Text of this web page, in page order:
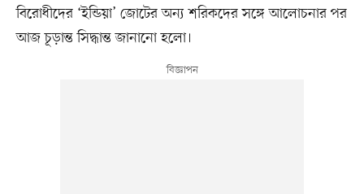
বিরোধীদের ‘ইন্ডিয়া’ জোটের অন্য শরিকদের সঙ্গে আলোচনার পর
আজ চূড়ান্ত সিদ্ধান্ত জানানো হলো।